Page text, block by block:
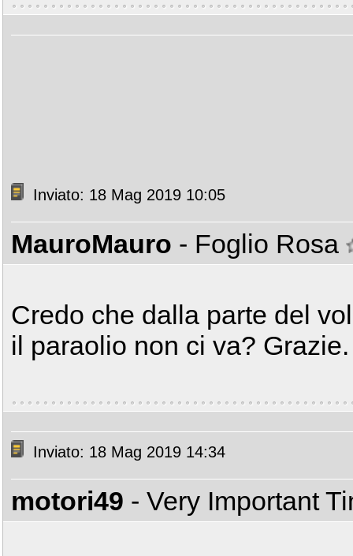
Inviato: 18 Mag 2019 10:05
MauroMauro - Foglio Rosa
Credo che dalla parte del
il paraolio non ci va? Grazie.
Inviato: 18 Mag 2019 14:34
motori49 - Very Important